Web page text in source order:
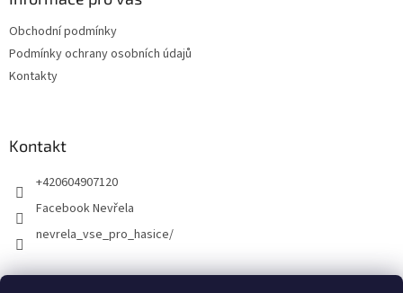
Obchodní podmínky
Podmínky ochrany osobních údajů
Kontakty
Kontakt
+420604907120
Facebook Nevřela
nevrela_vse_pro_hasice/